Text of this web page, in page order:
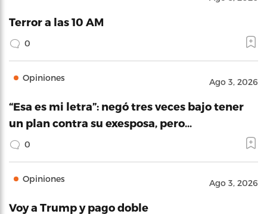
Terror a las 10 AM
0
Opiniones Ago 3, 2026
“Esa es mi letra”: negó tres veces bajo tener
un plan contra su exesposa, pero…
0
Opiniones Ago 3, 2026
Voy a Trump y pago doble